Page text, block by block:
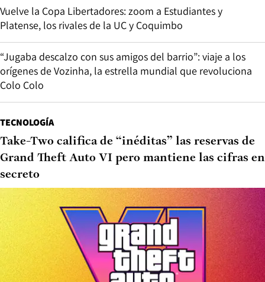
Vuelve la Copa Libertadores: zoom a Estudiantes y
Platense, los rivales de la UC y Coquimbo
“Jugaba descalzo con sus amigos del barrio”: viaje a los
orígenes de Vozinha, la estrella mundial que revoluciona
Colo Colo
TECNOLOGÍA
Take-Two califica de “inéditas” las reservas de
Grand Theft Auto VI pero mantiene las cifras en
secreto